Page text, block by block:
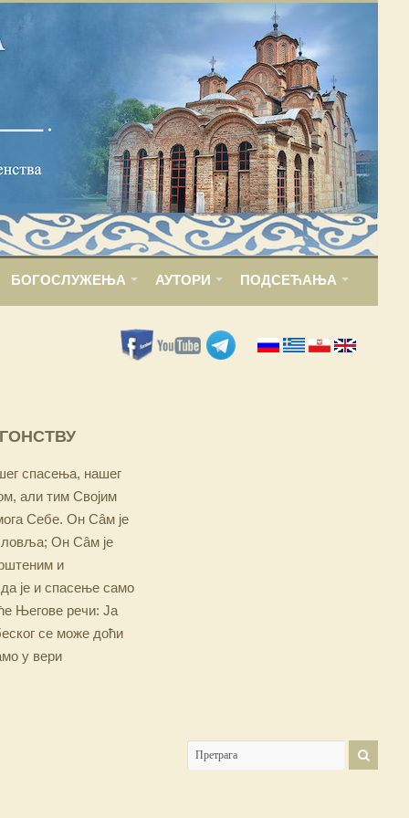
БОГОСЛУЖЕЊА АУТОРИ ПОДСЕЋАЊА
спасења, нашег
али тим Својим
Себе. Он Сâм је
Он Сâм је
и
је и спасење само
Његове речи: Ја
се може доћи
у вери